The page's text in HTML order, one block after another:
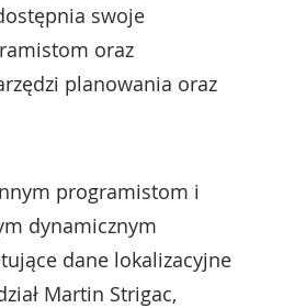
swoje
oraz
planowania oraz
programistom i
dynamicznym
dane lokalizacyjne
Martin Strigac,